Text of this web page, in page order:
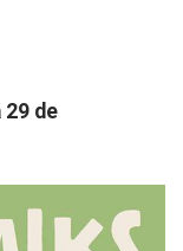
de